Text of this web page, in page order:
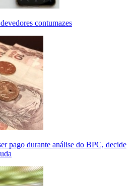
contumazes
pago durante análise do BPC, decide